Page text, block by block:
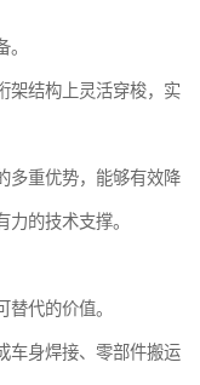
架结构上灵活穿梭，实
多重优势，能够有效降
的技术支撑。
代的价值。
车身焊接、零部件搬运